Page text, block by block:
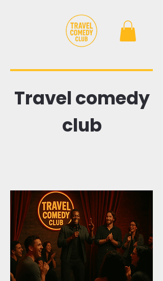
Travel comedy
club